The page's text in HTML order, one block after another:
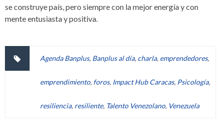
se construye país, pero siempre con la mejor energía y con
mente entusiasta y positiva.
Agenda Banplus, Banplus al día, charla, emprendedores,
emprendimiento, foros, Impact Hub Caracas, Psicología,
resiliencia, resiliente, Talento Venezolano, Venezuela